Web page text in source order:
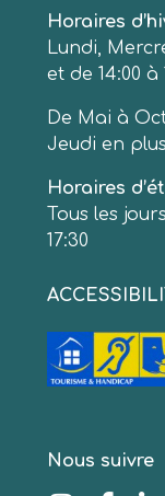
Horaires
Lundi,
et de 14:00 à
De Mai à
Jeudi en plus
Horaires
Tous les
17:30
Nous suivre